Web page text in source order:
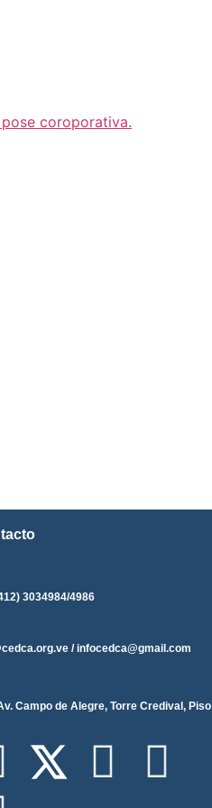
3034984/4986
/ infocedca@gmail.com
Campo de Alegre, Torre Credival, Piso